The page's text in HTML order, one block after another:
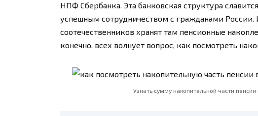
НПФ Сбербанка. Эта банковская структура
успешным сотрудничеством с гражданами
соотечественников хранят там пенсионные
конечно, всех волнует вопрос, как посмотреть
Узнать сумму накопительной части